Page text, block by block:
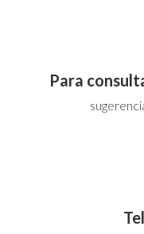
Para